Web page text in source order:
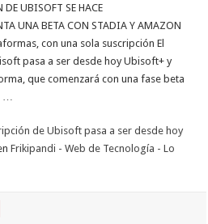
DE UBISOFT SE HACE
UNA BETA CON STADIA Y AMAZON
con una sola suscripción El
pasa a ser desde hoy Ubisoft+ y
que comenzará con una fase beta
de Ubisoft pasa a ser desde hoy
Frikipandi - Web de Tecnología - Lo